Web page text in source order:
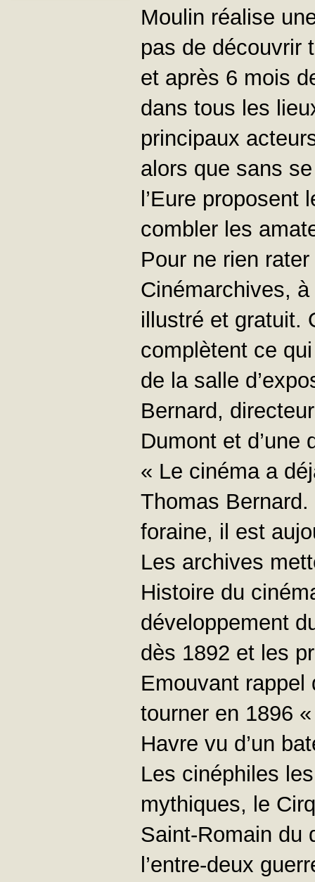
Moulin réalise
pas de découvrir
et après 6 mois
dans tous les
principaux
alors que sans
l’Eure
combler les
Pour ne rien
Cinémarchives,
illustré et gratuit.
complètent ce
de la salle
Bernard,
Dumont et d’une
« Le cinéma a
Thomas
foraine, il est
Les archives
Histoire du
développement
dès 1892 et les
Emouvant rappel
tourner en 1896
Havre vu d’un
Les cinéphiles
mythiques, le
Saint-Romain du
l’entre-deux